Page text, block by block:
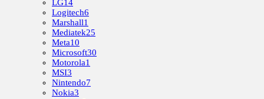
LG14
Logitech6
Marshall1
Mediatek25
Meta10
Microsoft30
Motorola1
MSI3
Nintendo7
Nokia3